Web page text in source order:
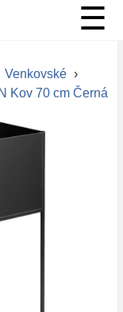
☰
Venkovské ›
Kov 70 cm Černá